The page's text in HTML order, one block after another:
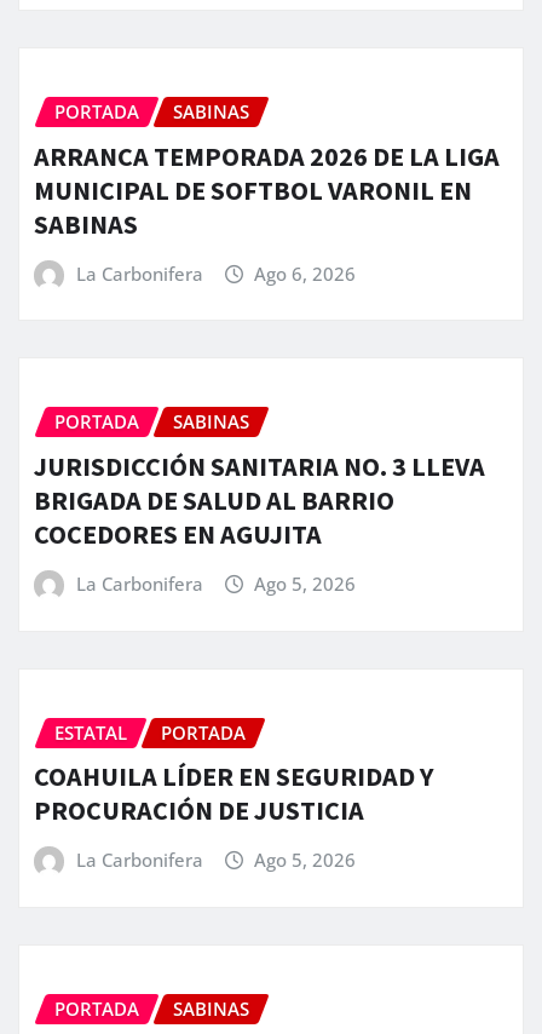
PORTADA SABINAS
ARRANCA TEMPORADA 2026 DE LA LIGA
MUNICIPAL DE SOFTBOL VARONIL EN
SABINAS
La Carbonifera Ago 6, 2026
PORTADA SABINAS
JURISDICCIÓN SANITARIA NO. 3 LLEVA
BRIGADA DE SALUD AL BARRIO
COCEDORES EN AGUJITA
La Carbonifera Ago 5, 2026
ESTATAL PORTADA
COAHUILA LÍDER EN SEGURIDAD Y
PROCURACIÓN DE JUSTICIA
La Carbonifera Ago 5, 2026
PORTADA SABINAS